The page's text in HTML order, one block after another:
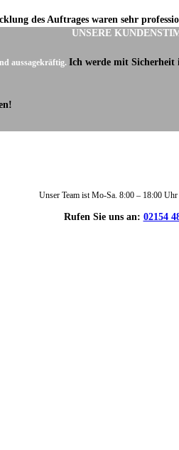
UNSERE
des Auftrages waren sehr
aussagekräftig. Ich werde mit Sicherheit
Unser Team ist Mo-Sa. 8:00 – 18:00
Rufen Sie uns an: 02154